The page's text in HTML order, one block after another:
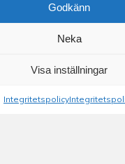
Godkänn
Neka
Visa inställningar
Integritetspolicy
©2026 Spakarps
- spakarp@outlook.com